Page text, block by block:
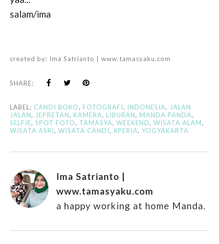
salam/ima
created by: Ima Satrianto | www.tamasyaku.com
SHARE:
LABEL: CANDI BOKO, FOTOGRAFI, INDONESIA, JALAN
JALAN, JEPRETAN, KAMERA, LIBURAN, MANDA PANDA,
SELFIE, SPOT FOTO, TAMASYA, WEEKEND, WISATA ALAM,
WISATA ASRI, WISATA CANDI, XPERIA, YOGYAKARTA
Ima Satrianto |
www.tamasyaku.com
a happy working at home Manda.